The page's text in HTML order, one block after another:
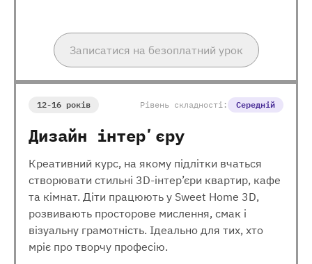
Записатися на безоплатний урок
12-16 років Рівень складності: Середній
Дизайн інтерʼєру
Креативний курс, на якому підлітки вчаться
створювати стильні 3D-інтер’єри квартир, кафе
та кімнат. Діти працюють у Sweet Home 3D,
розвивають просторове мислення, смак і
візуальну грамотність. Ідеально для тих, хто
мріє про творчу професію.